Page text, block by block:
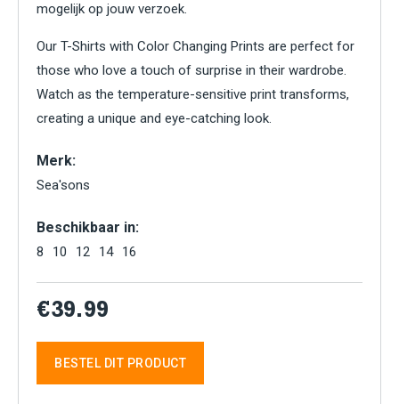
mogelijk op jouw verzoek.
Our T-Shirts with Color Changing Prints are perfect for
those who love a touch of surprise in their wardrobe.
Watch as the temperature-sensitive print transforms,
creating a unique and eye-catching look.
Merk:
Sea'sons
Beschikbaar in:
8 10 12 14 16
€39.99
BESTEL DIT PRODUCT